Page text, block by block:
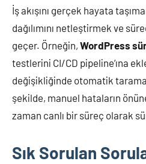
İş akışını gerçek hayata
dağılımını netleştirmek ve
geçer. Örneğin, WordPress
testlerini CI/CD pipeline’ına
değişikliğinde otomatik tarama
şekilde, manuel hataların
zaman canlı bir süreç olarak
Sık Sorulan